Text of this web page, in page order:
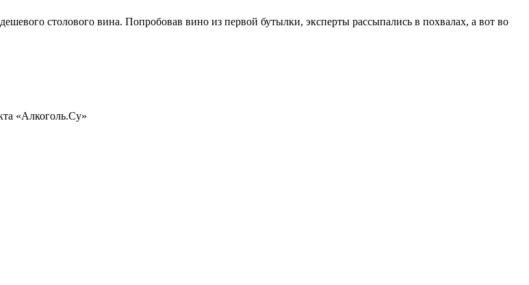
столового вина. Попробовав вино из первой бутылки, эксперты рассыпались в похвалах, а вот во
«Алкоголь.Су»